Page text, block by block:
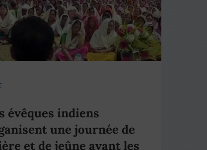
évêques indiens
une journée de
et de jeûne avant les